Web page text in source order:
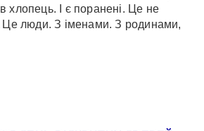
хлопець. І є поранені. Це не
Це люди. З іменами. З родинами,